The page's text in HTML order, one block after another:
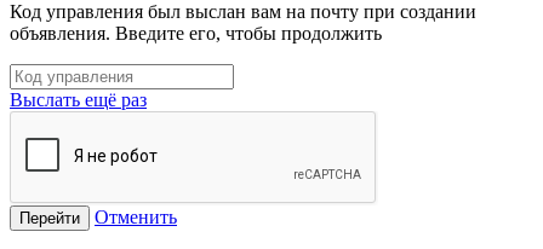
Код управления был выслан вам на почту при создании
объявления. Введите его, чтобы продолжить
Выслать ещё раз
Перейти Отменить